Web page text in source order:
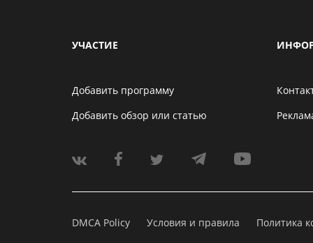
УЧАСТИЕ
Добавить программу
Добавить обзор или статью
DMCA Policy Условия и правила Политика